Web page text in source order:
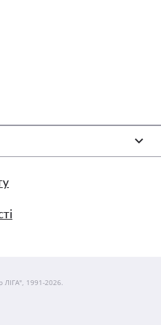
ЛІГА", 1991-2026.